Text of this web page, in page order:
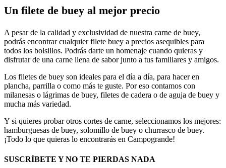
Un filete de buey al mejor precio
A pesar de la calidad y exclusividad de nuestra carne de buey,
podrás encontrar cualquier filete buey a precios asequibles para
todos los bolsillos. Podrás darte un homenaje cuando quieras y
disfrutar de una carne llena de sabor junto a tus familiares y amigos.
Los filetes de buey son ideales para el día a día, para hacer en
plancha, parrilla o como más te guste. Por eso contamos con
milanesas o lágrimas de buey, filetes de cadera o de aguja de buey y
mucha más variedad.
Y si quieres probar otros cortes de carne, seleccionamos los mejores:
hamburguesas de buey, solomillo de buey o churrasco de buey.
¡Todo lo que quieras lo encontrarás en Campogrande!
SUSCRÍBETE Y NO TE PIERDAS NADA